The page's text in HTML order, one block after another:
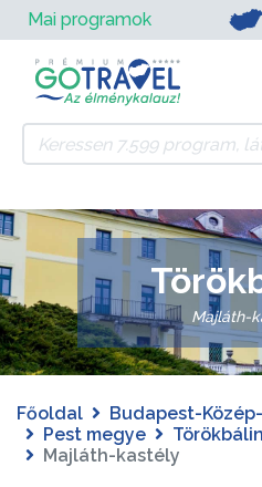
Mai programok
Majláth-
Főoldal
Budapest-
Pest megye
Majláth-kastély